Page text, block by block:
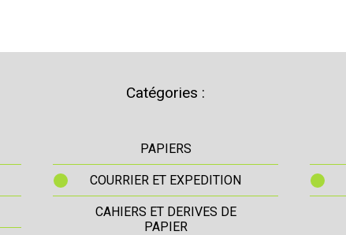
Catégories :
PAPIERS
COURRIER ET EXPEDITION
CAHIERS ET DERIVES DE
PAPIER